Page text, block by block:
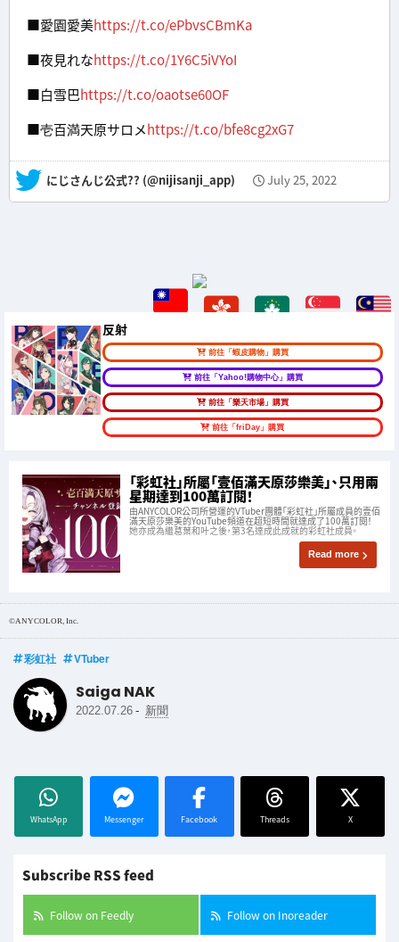
■愛園愛美https://t.co/ePbvsCBmKa
■夜見れなhttps://t.co/1Y6C5iVYoI
■白雪巴https://t.co/oaotse60OF
■壱百満天原サロメhttps://t.co/bfe8cg2xG7
— にじさんじ公式?? (@nijisanji_app) July 25, 2022
反射
前往「蝦皮購物」購買
前往「Yahoo!購物中心」購買
前往「樂天市場」購買
前往「friDay」購買
「彩虹社」所屬「壹佰滿天原莎樂美」、只用兩
星期達到100萬訂閱！
由ANYCOLOR公司所營運的VTuber團體「彩虹社」所屬成員的壹佰
滿天原莎樂美的YouTube頻道在超短時間就達成了100萬訂閱！
她亦成為繼葛葉和叶之後，第3名達成此成就的彩虹社成員。
Read more
©ANYCOLOR, Inc.
彩虹社 VTuber
Saiga NAK
2022.07.26 - 新聞
WhatsApp Messenger Facebook Threads X
Subscribe RSS feed
Follow on Feedly Follow on Inoreader